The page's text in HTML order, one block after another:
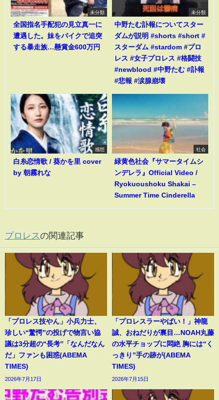
未分類
全国指名手配犯の見立真一に
遭遇した。妹をバイクで追突
する暴走族…懸賞金600万円
未分類
中野たむ訃報についてスター
ダムが説明 #shorts #short #
スターダム #stardom #プロ
レス #女子プロレス #格闘技
#newblood #中野たむ #訃報
#悲報 #涙腺崩壊
感想
白糸恋情歌 / 葵かを里 cover
by 朝霧れな
社会
緑黄色社会『サマータイムシ
ンデレラ』Official Video /
Ryokuoushoku Shakai –
Summer Time Cinderella
プロレスの関連記事
「プロレス技やん」小兵力士、
珍しい“驚愕”の投げで物言い協
議は3分超の“長考”「なんだなん
だ」ファンも困惑(ABEMA
TIMES)
2026年7月17日
「プロレスラーやばい！」神龍
誠、おねだりが裏目…NOAH丸藤
の水平チョップに悶絶 胸には“く
っきり”手の跡が(ABEMA
TIMES)
2026年7月15日